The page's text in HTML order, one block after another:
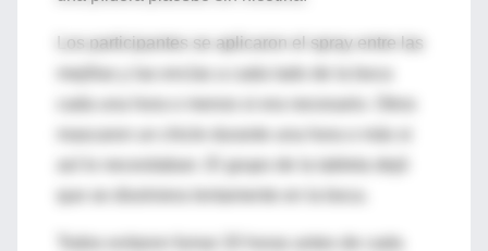
Los participantes se aplicaron el spray entre las
así lo necesitaban. El grupo de la tableta dejó